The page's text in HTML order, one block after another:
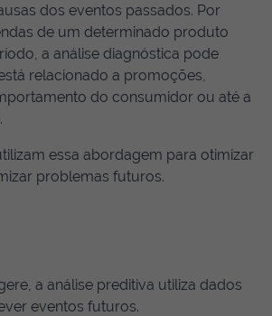
dos eventos passados. Por
de um determinado produto
a análise diagnóstica pode
relacionado a promoções,
do consumidor ou até a
essa abordagem para otimizar
problemas futuros.
a análise preditiva utiliza dados
eventos futuros.